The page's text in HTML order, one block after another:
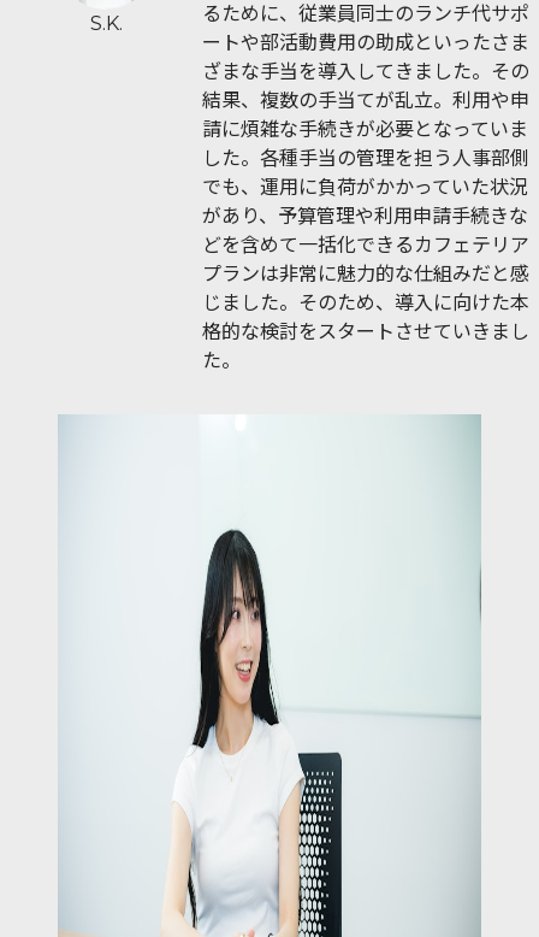
S.K.
るために、従業員同士のランチ代サポ
ートや部活動費用の助成といったさま
ざまな手当を導入してきました。その
結果、複数の手当てが乱立。利用や申
請に煩雑な手続きが必要となっていま
した。各種手当の管理を担う人事部側
でも、運用に負荷がかかっていた状況
があり、予算管理や利用申請手続きな
どを含めて一括化できるカフェテリア
プランは非常に魅力的な仕組みだと感
じました。そのため、導入に向けた本
格的な検討をスタートさせていきまし
た。